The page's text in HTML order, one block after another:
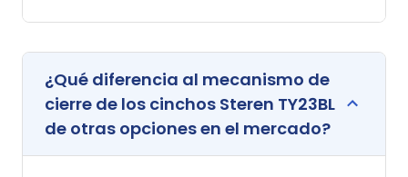
¿Qué diferencia al mecanismo de
cierre de los cinchos Steren TY23BL
de otras opciones en el mercado?